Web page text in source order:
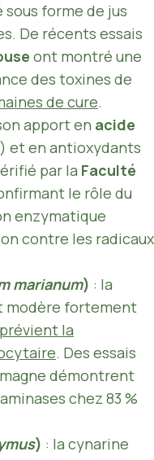
forme de jus
De récents essais
ont montré une
des toxines de
de cure.
apport en acide
et en antioxydants
par la Faculté
le rôle du
enzymatique
contre les radicaux
marianum) : la
modère fortement
prévient la
. Des essais
démontrent
chez 83 %
) : la cynarine